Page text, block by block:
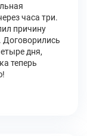
часа три.
причину
Договорились
дня,
теперь